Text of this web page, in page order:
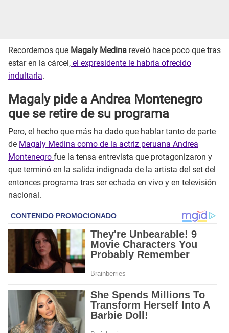
Recordemos que Magaly Medina reveló hace poco que tras
estar en la cárcel, el expresidente le habría ofrecido
indultarla.
Magaly pide a Andrea Montenegro
que se retire de su programa
Pero, el hecho que más ha dado que hablar tanto de parte
de Magaly Medina como de la actriz peruana Andrea
Montenegro fue la tensa entrevista que protagonizaron y
que terminó en la salida indignada de la artista del set del
entonces programa tras ser echada en vivo y en televisión
nacional.